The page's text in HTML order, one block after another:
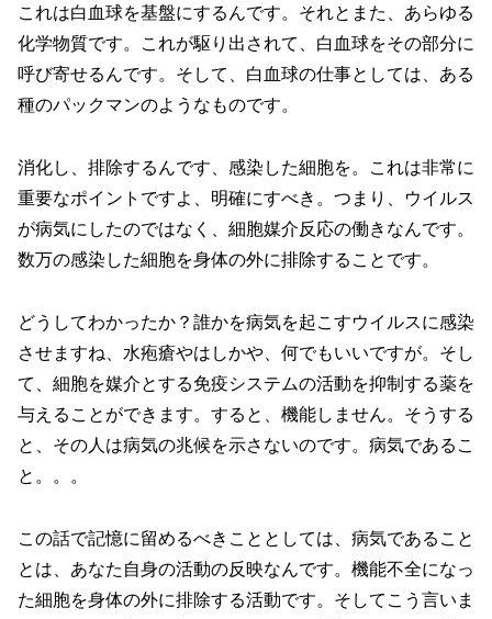
これは白血球を基盤にするんです。それとまた、あらゆる
化学物質です。これが駆り出されて、白血球をその部分に
呼び寄せるんです。そして、白血球の仕事としては、ある
種のパックマンのようなものです。
消化し、排除するんです、感染した細胞を。これは非常に
重要なポイントですよ、明確にすべき。つまり、ウイルス
が病気にしたのではなく、細胞媒介反応の働きなんです。
数万の感染した細胞を身体の外に排除することです。
どうしてわかったか？誰かを病気を起こすウイルスに感染
させますね、水疱瘡やはしかや、何でもいいですが。そし
て、細胞を媒介とする免疫システムの活動を抑制する薬を
与えることができます。すると、機能しません。そうする
と、その人は病気の兆候を示さないのです。病気であるこ
と。。。
この話で記憶に留めるべきこととしては、病気であること
とは、あなた自身の活動の反映なんです。機能不全になっ
た細胞を身体の外に排除する活動です。そしてこう言いま